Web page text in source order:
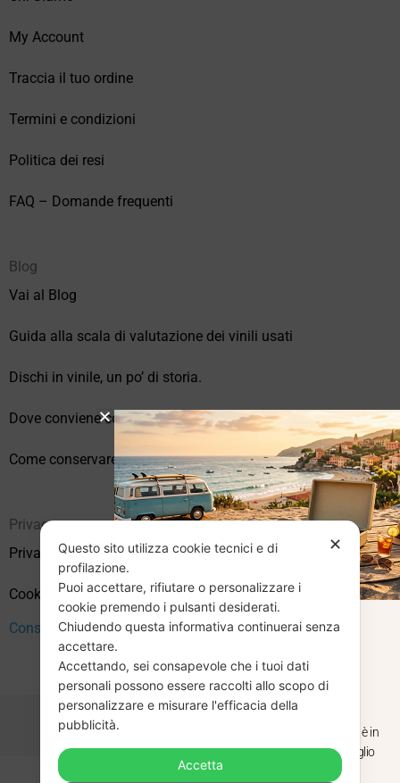
My Account
Traccia il tuo ordine
Termini e condizioni
Politica dei resi
FAQ – Domande frequenti
Blog
Vai al Blog
Guida alla scala di valutazione dei vinili usati
Dischi in vinile, un po’ di storia.
Dove conviene comprare vinili online?
Come conservare correttamente i vinili usati
Privacy
Privacy Policy
Cookie Policy (UE)
Consenso
Copyright © 2026 Vendita Vinili Usati | P.IVA 12240940960
✕
Questo sito utilizza cookie tecnici e di
profilazione.
Puoi accettare, rifiutare o personalizzare i
cookie premendo i pulsanti desiderati.
Chiudendo questa informativa continuerai senza
accettare.
Accettando, sei consapevole che i tuoi dati
personali possono essere raccolti allo scopo di
personalizzare e misurare l'efficacia della
pubblicità.
Accetta
CHIUSURA
ESTIVA
Dal 29 luglio al 31 agosto venditaviniliusati.it è in
pausa estiva. Gli ordini ricevuti entro il 29 luglio
saranno spediti regolarmente.